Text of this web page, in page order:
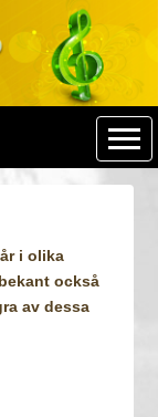
i olika
också
av dessa